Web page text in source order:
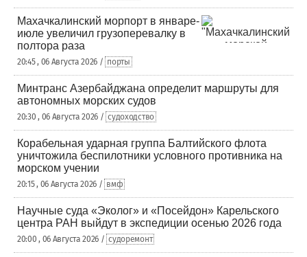
Махачкалинский морпорт в январе-
июле увеличил грузоперевалку в
полтора раза
20:45 , 06 Августа 2026 / порты
Минтранс Азербайджана определит маршруты для
автономных морских судов
20:30 , 06 Августа 2026 / судоходство
Корабельная ударная группа Балтийского флота
уничтожила беспилотники условного противника на
морском учении
20:15 , 06 Августа 2026 / вмф
Научные суда «Эколог» и «Посейдон» Карельского
центра РАН выйдут в экспедиции осенью 2026 года
20:00 , 06 Августа 2026 / судоремонт